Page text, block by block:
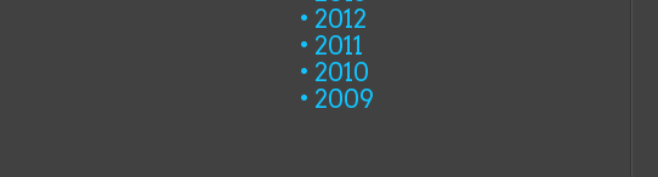
2012
2011
2010
2009